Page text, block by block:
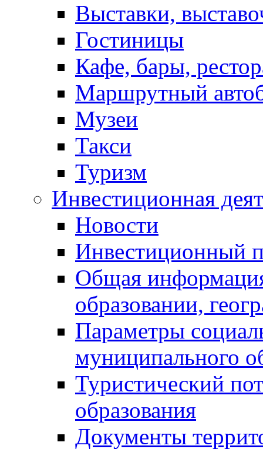
Выставки,
Гостиницы
Кафе, бары,
Маршрутный
Музеи
Такси
Туризм
Инвестиционная
Новости
Инвестиционный
Общая
образовании,
Параметры
муниципального
Туристический
образования
Документы